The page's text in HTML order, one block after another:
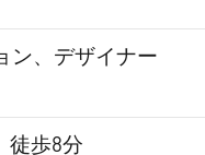
ン、デザイナー
徒歩8分